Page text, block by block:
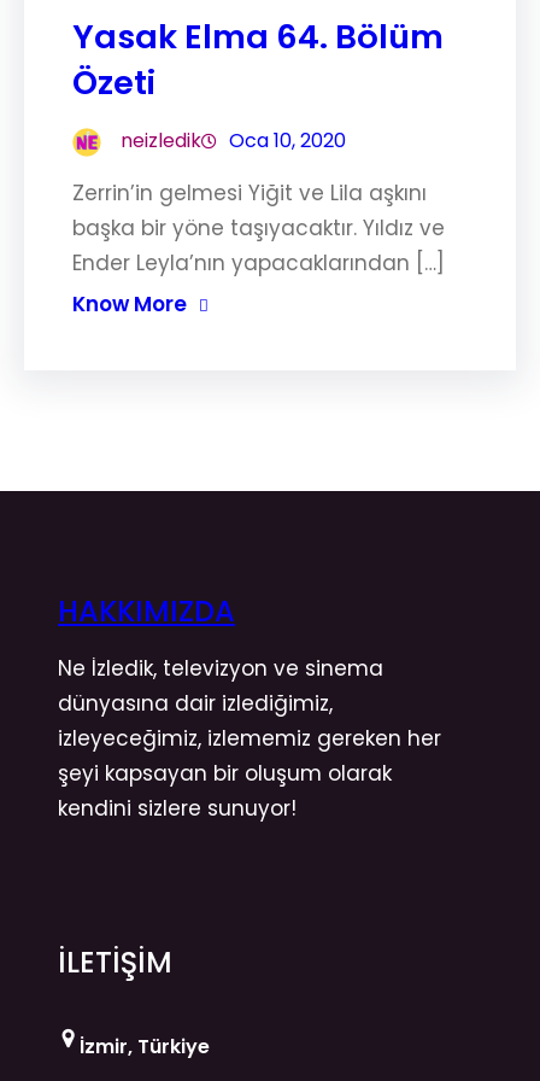
Yasak Elma 64. Bölüm
Özeti
neizledik Oca 10, 2020
Zerrin’in gelmesi Yiğit ve Lila aşkını
başka bir yöne taşıyacaktır. Yıldız ve
Ender Leyla’nın yapacaklarından […]
Know More
HAKKIMIZDA
Ne İzledik, televizyon ve sinema
dünyasına dair izlediğimiz,
izleyeceğimiz, izlememiz gereken her
şeyi kapsayan bir oluşum olarak
kendini sizlere sunuyor!
İLETİŞİM
İzmir, Türkiye